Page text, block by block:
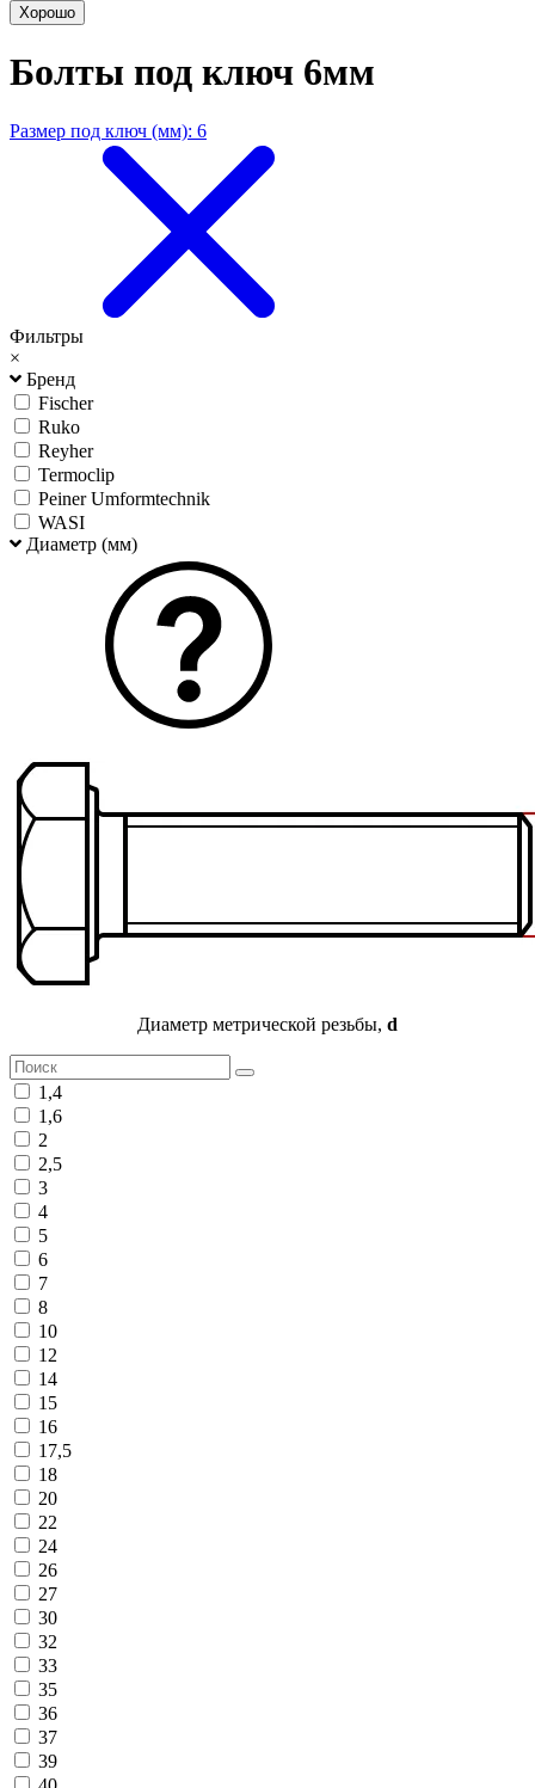
Хорошо
Болты под ключ 6мм
Размер под ключ (мм): 6
Фильтры
×
Бренд
Fischer
Ruko
Reyher
Termoclip
Peiner Umformtechnik
WASI
Диаметр (мм)
Диаметр метрической резьбы, d
1,4
1,6
2
2,5
3
4
5
6
7
8
10
12
14
15
16
17,5
18
20
22
24
26
27
30
32
33
35
36
37
39